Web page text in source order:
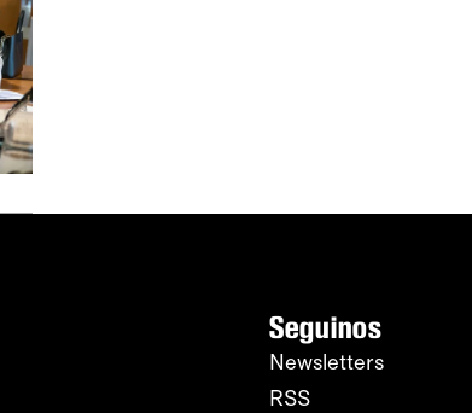
Seguinos
Newsletters
RSS